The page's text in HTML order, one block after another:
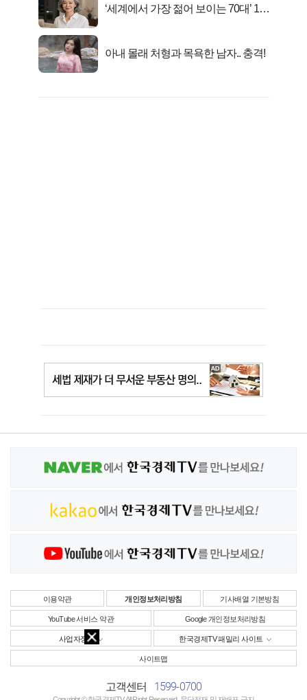
‘세계에서 가장 젊어 보이는 70대’ 1위
아내 몰래 처형과 목욕한 남자.. 충격!
YouTube 서비스 약관 Google 개인정보처리방침